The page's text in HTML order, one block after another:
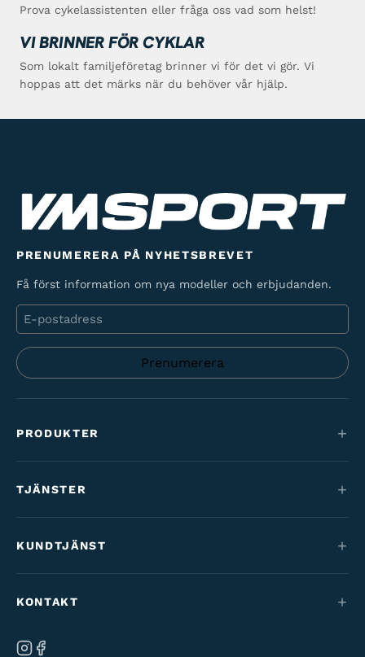
Prova cykelassistenten eller fråga oss vad som helst!
VI BRINNER FÖR CYKLAR
Som lokalt familjeföretag brinner vi för det vi gör. Vi
hoppas att det märks när du behöver vår hjälp.
PRENUMERERA PÅ NYHETSBREVET
Få först information om nya modeller och erbjudanden.
E-
post
PRODUKTER
Maantie & gravel
Barncyklar
Varaosat & tarvikkeet
TJÄNSTER
Cykelförmån
KUNDTJÄNST
Ångra beställning
KONTAKT
Ab Velo-Moto Oy